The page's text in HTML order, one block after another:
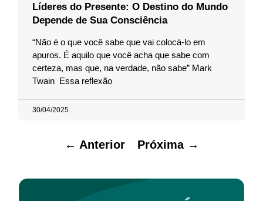
Líderes do Presente: O Destino do Mundo
Depende de Sua Consciência
“Não é o que você sabe que vai colocá-lo em
apuros. É aquilo que você acha que sabe com
certeza, mas que, na verdade, não sabe” Mark
Twain Essa reflexão
30/04/2025
← Anterior Próxima →